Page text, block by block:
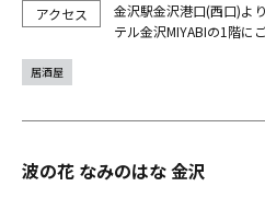
金沢駅金沢港口(西口)よ
テル金沢MIYABIの1階に
居酒屋
波の花 なみのはな 金沢